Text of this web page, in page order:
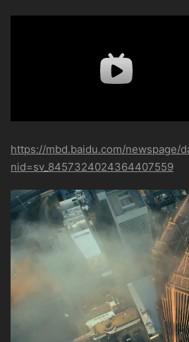
https://mbd.baidu.com/newspage/
nid=sv_8457324024364407559